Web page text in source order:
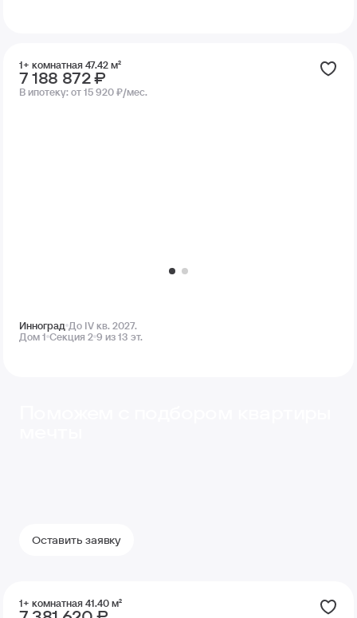
1+ комнатная 47.42 м²
7 188 872 ₽
В ипотеку:от 15 920 ₽/мес.
Инноград До IV кв. 2027.
Дом 1 Секция 2 9 из 13 эт.
Оставить заявку
1+ комнатная 41.40 м²